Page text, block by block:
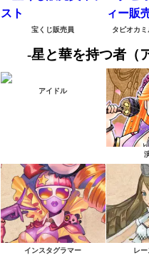
宝くじ販売員 タピオカ
-星と華を持つ者（
アイドル
インスタグラマー レ